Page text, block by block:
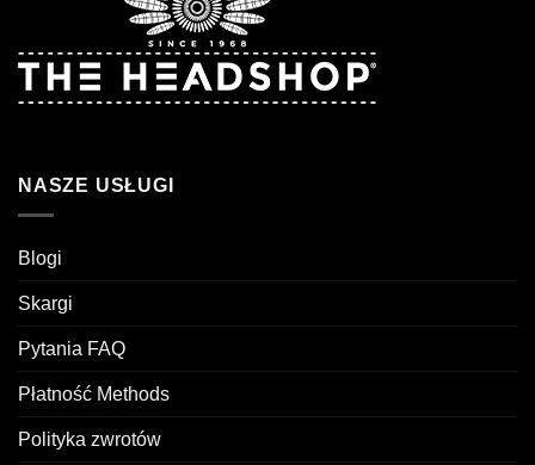
NASZE USŁUGI
Blogi
Skargi
Pytania FAQ
Płatność Methods
Polityka zwrotów